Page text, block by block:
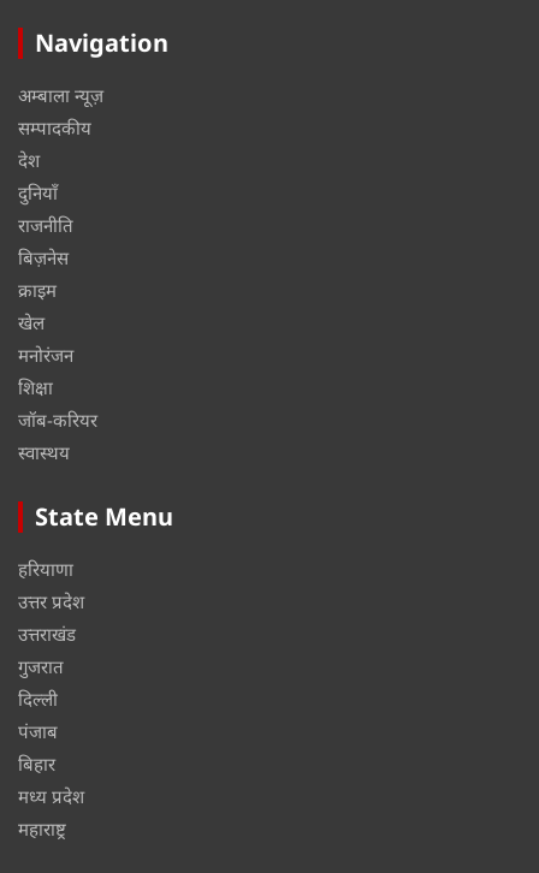
Navigation
अम्बाला न्यूज़
सम्पादकीय
देश
दुनियाँ
राजनीति
बिज़नेस
क्राइम
खेल
मनोरंजन
शिक्षा
जॉब-करियर
स्वास्थय
State Menu
हरियाणा
उत्तर प्रदेश
उत्तराखंड
गुजरात
दिल्ली
पंजाब
बिहार
मध्य प्रदेश
महाराष्ट्र